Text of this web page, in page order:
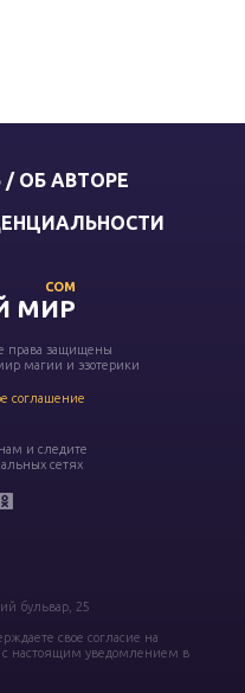
/ ОБ АВТОРЕ
МИР
COM
права защищены
магии и эзотерики
соглашение
и следите
сетях
бульвар, 25
свое согласие на
с настоящим уведомлением в